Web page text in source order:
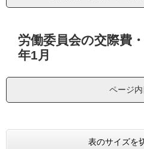
労働委員会の交際費
年1月
ページ
表のサイズを